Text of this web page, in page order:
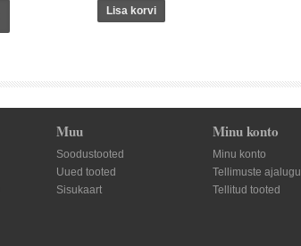
Muu
Soodustooted
Uued tooted
Sisukaart
Minu konto
Minu konto
Tellimuste ajalugu
Tellitud tooted